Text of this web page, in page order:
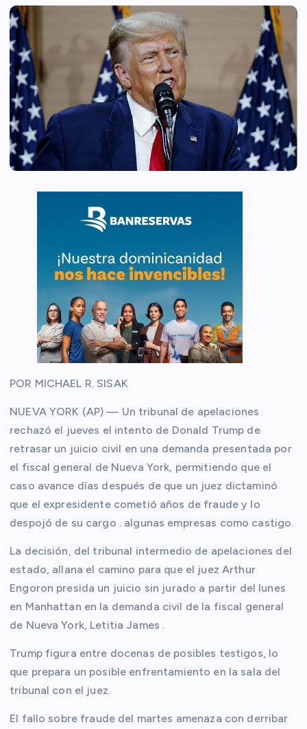
POR MICHAEL R. SISAK
NUEVA YORK (AP) — Un tribunal de apelaciones
rechazó el jueves el intento de Donald Trump de
retrasar un juicio civil en una demanda presentada por
el fiscal general de Nueva York, permitiendo que el
caso avance días después de que un juez dictaminó
que el expresidente cometió años de fraude y lo
despojó de su cargo . algunas empresas como castigo.
La decisión, del tribunal intermedio de apelaciones del
estado, allana el camino para que el juez Arthur
Engoron presida un juicio sin jurado a partir del lunes
en Manhattan en la demanda civil de la fiscal general
de Nueva York, Letitia James .
Trump figura entre docenas de posibles testigos, lo
que prepara un posible enfrentamiento en la sala del
tribunal con el juez.
El fallo sobre fraude del martes amenaza con derribar